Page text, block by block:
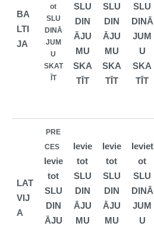
BA
LTI
JA
ot
SLU
DINĀ
JUM
U
SKAT
ĪT
SLU
DIN
ĀJU
MU
SKA
TĪT
SLU
DIN
ĀJU
MU
SKA
TĪT
SLU
DINĀ
JUM
U
SKA
TĪT
LAT
VIJ
A
PRE
CES
Ievie
tot
SLU
DIN
ĀJU
Ievie
tot
SLU
DIN
ĀJU
MU
Ievie
tot
SLU
DIN
ĀJU
MU
Ieviet
ot
SLU
DINĀ
JUM
U